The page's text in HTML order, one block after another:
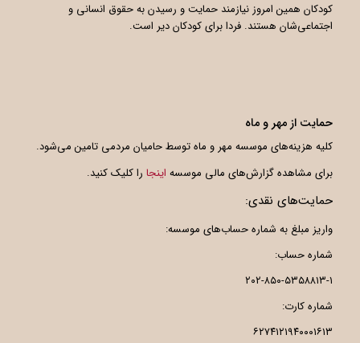
کودکان همین امروز نیازمند حمایت و رسیدن به حقوق انسانی و
اجتماعی‌شان هستند. فردا برای کودکان دیر است.
حمایت از مهر و ماه
کلیه هزینه‌های موسسه مهر و ماه توسط حامیان مردمی تامین می‌شود.
برای مشاهده گزارش‌های مالی موسسه اینجارا کلیک کنید.
حمایت‌های نقدی:
واریز مبلغ به شماره حساب‌های موسسه:
شماره حساب:
۲۰۲-۸۵۰-۵۳۵۸۸۱۳-۱
شماره کارت:
۶۲۷۴۱۲۱۹۴۰۰۰۱۶۱۳